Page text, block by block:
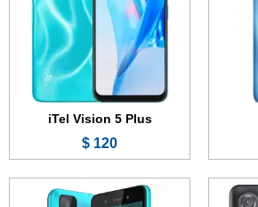
iTel Vision 5 Plus
120 $
الرام:
2 جيجابايت
الكاميرا:2 ميجابكسل
المعالج:Unisoc SC9832e
عرض الموصفات ←